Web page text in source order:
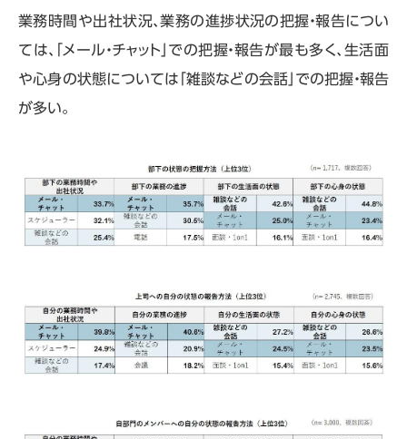
業務時間や出社状況、業務の進捗状況の把握・報告につい
ては、「メール・チャット」での把握・報告が最も多く、生活面
や心身の状態については「雑談などの会話」での把握・報告
が多い。